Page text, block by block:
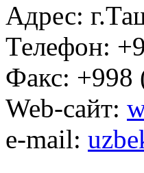
Адрес:
Телефон:
Факс: +998
Web-сайт:
e-mail: